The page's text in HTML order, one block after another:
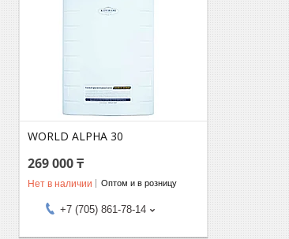
WORLD ALPHA 30
269 000 ₸
Нет в наличии Оптом и в розницу
+7 (705) 861-78-14